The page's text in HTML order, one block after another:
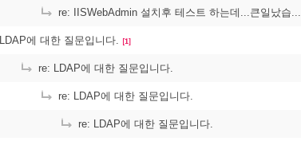
re: IISWebAdmin 설치후 테스트 하는데...큰일났습...
LDAP에 대한 질문입니다. [1]
re: LDAP에 대한 질문입니다.
re: LDAP에 대한 질문입니다.
re: LDAP에 대한 질문입니다.